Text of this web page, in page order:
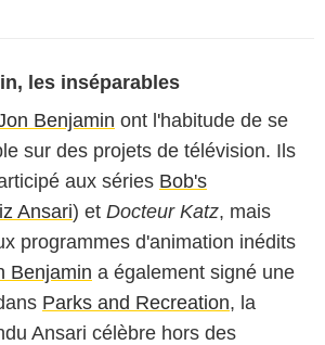
les inséparables
Benjamin ont l'habitude de se
sur des projets de télévision. Ils
aux séries Bob's
Ansari) et Docteur Katz, mais
programmes d'animation inédits
Benjamin a également signé une
Parks and Recreation, la
Ansari célèbre hors des